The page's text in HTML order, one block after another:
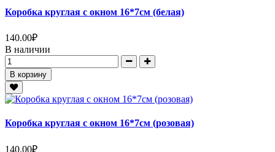
Коробка круглая с окном 16*7см (белая)
140.00₽
В наличии
В корзину
Коробка круглая с окном 16*7см (розовая)
140.00₽